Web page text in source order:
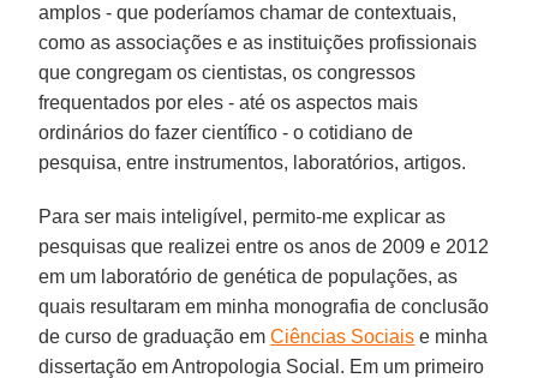
amplos - que poderíamos chamar de contextuais,
como as associações e as instituições profissionais
que congregam os cientistas, os congressos
frequentados por eles - até os aspectos mais
ordinários do fazer científico - o cotidiano de
pesquisa, entre instrumentos, laboratórios, artigos.
Para ser mais inteligível, permito-me explicar as
pesquisas que realizei entre os anos de 2009 e 2012
em um laboratório de genética de populações, as
quais resultaram em minha monografia de conclusão
de curso de graduação emCiências Sociais e minha
dissertação em Antropologia Social. Em um primeiro